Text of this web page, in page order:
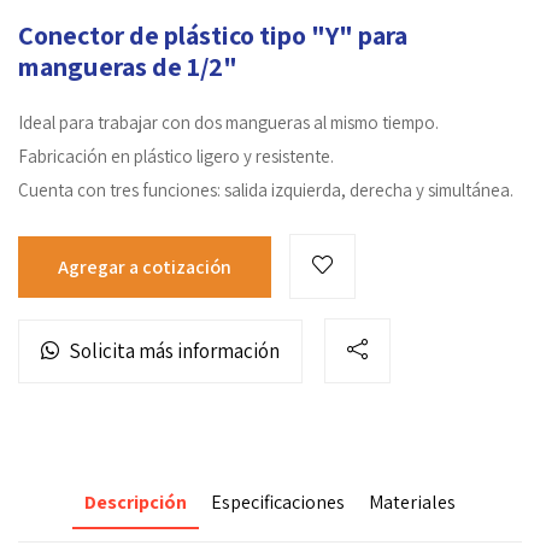
Conector de plástico tipo "Y" para
mangueras de 1/2"
Ideal para trabajar con dos mangueras al mismo tiempo.
Fabricación en plástico ligero y resistente.
Cuenta con tres funciones: salida izquierda, derecha y simultánea.
Agregar a cotización
Solicita más información
Descripción Especificaciones Materiales